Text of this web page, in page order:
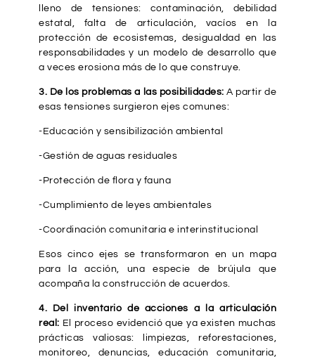
lleno de tensiones: contaminación, debilidad
estatal, falta de articulación, vacíos en la
protección de ecosistemas, desigualdad en las
responsabilidades y un modelo de desarrollo que
a veces erosiona más de lo que construye.
3. De los problemas a las posibilidades: A partir de
esas tensiones surgieron ejes comunes:
-Educación y sensibilización ambiental
-Gestión de aguas residuales
-Protección de flora y fauna
-Cumplimiento de leyes ambientales
-Coordinación comunitaria e interinstitucional
Esos cinco ejes se transformaron en un mapa
para la acción, una especie de brújula que
acompaña la construcción de acuerdos.
4. Del inventario de acciones a la articulación
real: El proceso evidenció que ya existen muchas
prácticas valiosas: limpiezas, reforestaciones,
monitoreo, denuncias, educación comunitaria,